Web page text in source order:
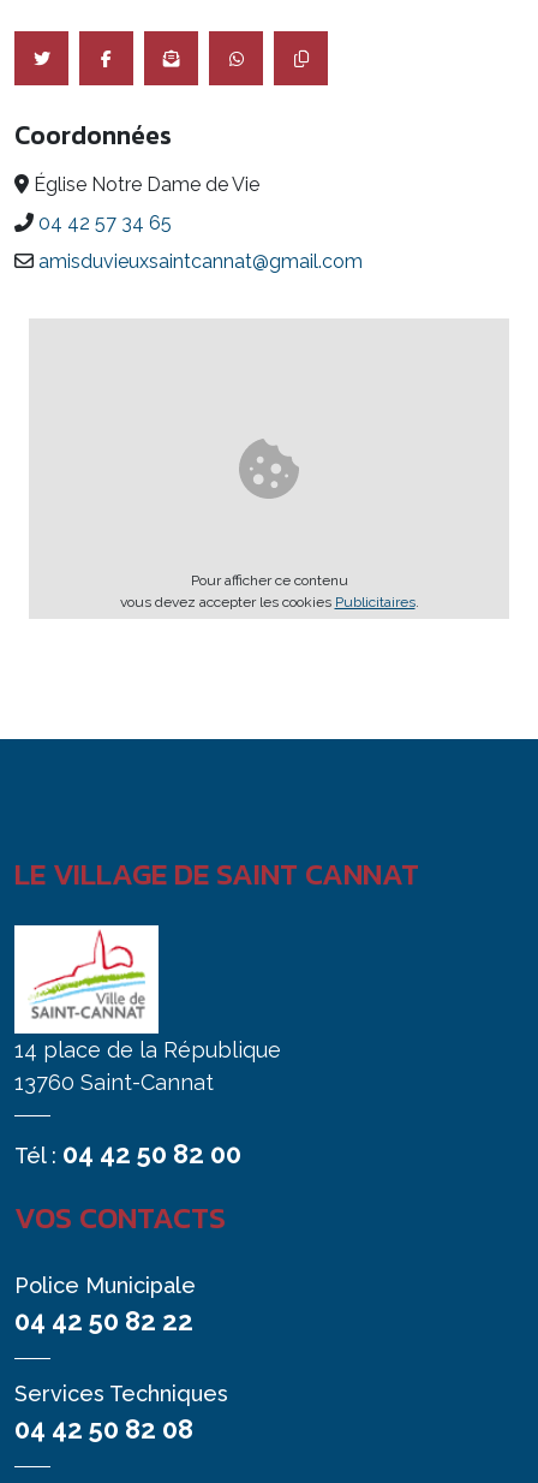
Coordonnées
Église Notre Dame de Vie
04 42 57 34 65
amisduvieuxsaintcannat@gmail.com
Pour afficher ce contenu
vous devez accepter les cookies Publicitaires.
LE VILLAGE DE SAINT CANNAT
14 place de la République
13760 Saint-Cannat
Tél : 04 42 50 82 00
VOS CONTACTS
Police Municipale
04 42 50 82 22
Services Techniques
04 42 50 82 08